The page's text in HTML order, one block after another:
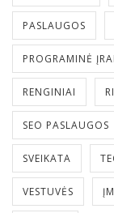
PASLAUGOS
PROGRAMINĖ
RENGINIAI
SEO PASLAUGOS
SVEIKATA
VESTUVĖS